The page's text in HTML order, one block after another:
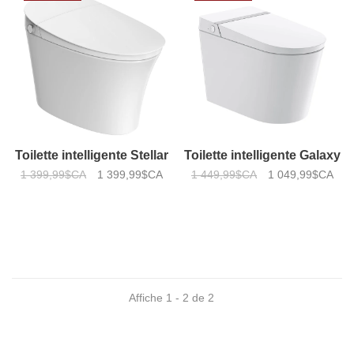
Toilette intelligente Stellar
1 399,99$CA 1 399,99$CA
Toilette intelligente Galaxy
1 449,99$CA 1 049,99$CA
Affiche 1 - 2 de 2